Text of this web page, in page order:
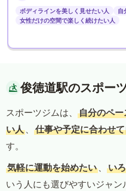
ボディラインを美しく見せたい人
自
女性だけの空間で楽しく続けたい人
俊徳道駅のスポー
スポーツジムは、
自分のペ
い人 、 仕事や予定に合わせ
す。
気軽に運動を始めたい 、 い
いう人にも選びやすいジャン